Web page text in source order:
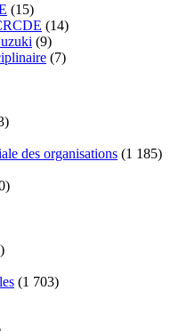
(15)
(14)
(9)
(7)
des organisations (1 185)
(1 703)